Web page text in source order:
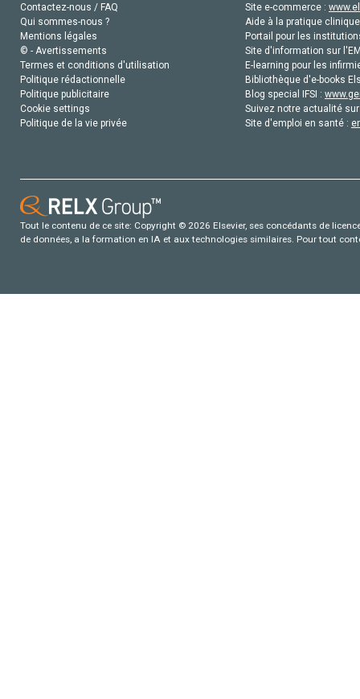
Contactez-nous / FAQ
Qui sommes-nous ?
Mentions légales
© - Avertissements
Termes et conditions d'utilisation
Politique rédactionnelle
Politique publicitaire
Cookie settings
Politique de la vie privée
Site e-commerce :
Aide à la pratique
Portail pour les
Site d'information sur
E-learning pour les
Bibliothèque d'e-books
Blog special IFSI :
Suivez notre actualité
Site d'emploi en santé :
Tout le contenu de ce site: Copyright © 2026 Elsevier, ses concédants de
de données, a la formation en IA et aux technologies similaires. Pour tout